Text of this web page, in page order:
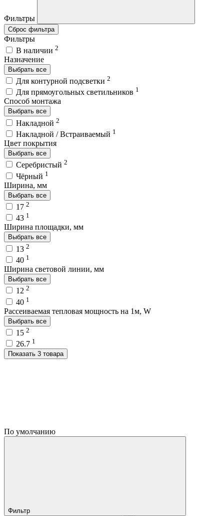
Фильтры
Сброс фильтра
Фильтры
В наличии 2
Назначение
Выбрать все
Для контурной подсветки 2
Для прямоугольных светильников 1
Способ монтажа
Выбрать все
Накладной 2
Накладной / Встраиваемый 1
Цвет покрытия
Выбрать все
Серебристый 2
Чёрный 1
Ширина, мм
Выбрать все
17 2
43 1
Ширина площадки, мм
Выбрать все
13 2
40 1
Ширина световой линии, мм
Выбрать все
12 2
40 1
Рассеиваемая тепловая мощность на 1м, W
Выбрать все
15 2
26.7 1
Показать 3 товара
По умолчанию
Фильтр